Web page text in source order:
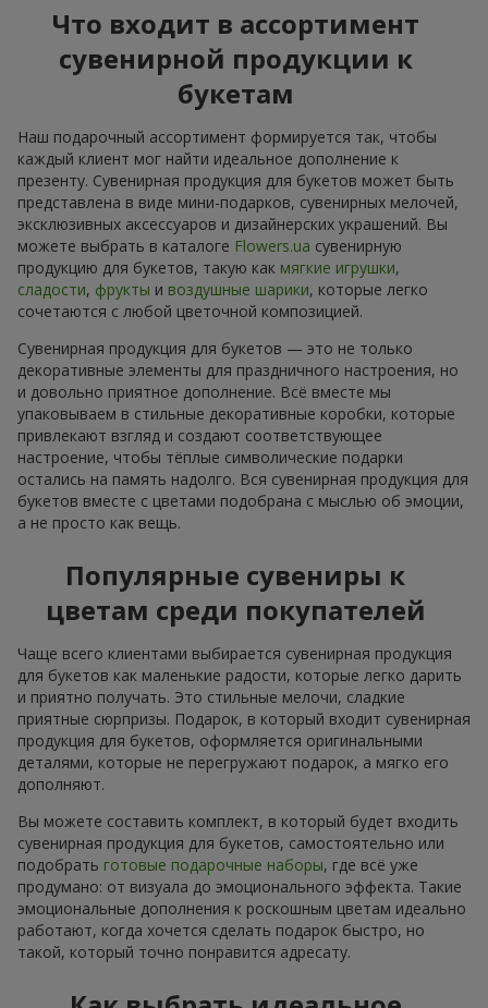
Что входит в ассортимент
сувенирной продукции к
букетам
Наш подарочный ассортимент формируется так, чтобы
каждый клиент мог найти идеальное дополнение к
презенту. Сувенирная продукция для букетов может быть
представлена в виде мини-подарков, сувенирных мелочей,
эксклюзивных аксессуаров и дизайнерских украшений. Вы
можете выбрать в каталоге Flowers.ua сувенирную
продукцию для букетов, такую как мягкие игрушки,
сладости, фрукты и воздушные шарики, которые легко
сочетаются с любой цветочной композицией.
Сувенирная продукция для букетов — это не только
декоративные элементы для праздничного настроения, но
и довольно приятное дополнение. Всё вместе мы
упаковываем в стильные декоративные коробки, которые
привлекают взгляд и создают соответствующее
настроение, чтобы тёплые символические подарки
остались на память надолго. Вся сувенирная продукция для
букетов вместе с цветами подобрана с мыслью об эмоции,
а не просто как вещь.
Популярные сувениры к
цветам среди покупателей
Чаще всего клиентами выбирается сувенирная продукция
для букетов как маленькие радости, которые легко дарить
и приятно получать. Это стильные мелочи, сладкие
приятные сюрпризы. Подарок, в который входит сувенирная
продукция для букетов, оформляется оригинальными
деталями, которые не перегружают подарок, а мягко его
дополняют.
Вы можете составить комплект, в который будет входить
сувенирная продукция для букетов, самостоятельно или
подобрать готовые подарочные наборы, где всё уже
продумано: от визуала до эмоционального эффекта. Такие
эмоциональные дополнения к роскошным цветам идеально
работают, когда хочется сделать подарок быстро, но
такой, который точно понравится адресату.